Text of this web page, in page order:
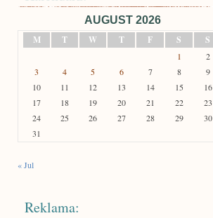
AUGUST 2026
M
T W T F S S
1
2
3
4 5 6 7 8
9
10
11 12 13 14 15
16
17
18 19 20 21 22
23
24
25 26 27 28 29
30
31
« Jul
Reklama: